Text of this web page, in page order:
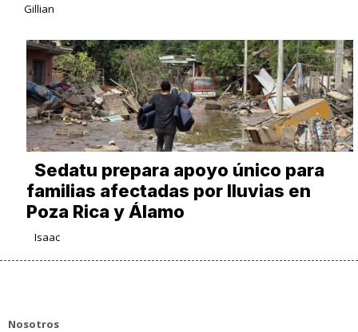
Gillian
Sedatu prepara apoyo único para
familias afectadas por lluvias en
Poza Rica y Álamo
Isaac
Nosotros